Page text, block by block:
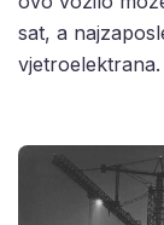
sat, a
vjetroelektrana.